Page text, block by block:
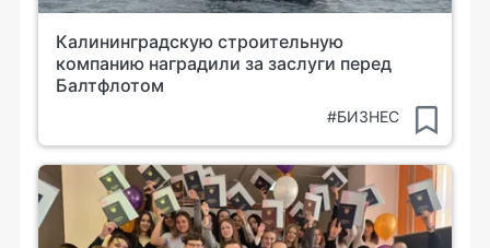
Калининградскую строительную
компанию наградили за заслуги перед
Балтфлотом
#БИЗНЕС